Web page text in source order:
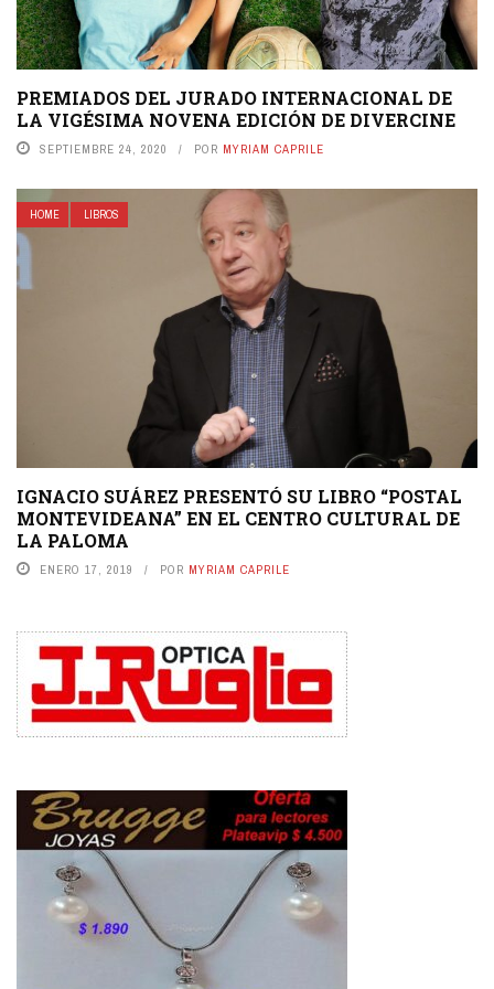
PREMIADOS DEL JURADO INTERNACIONAL DE
LA VIGÉSIMA NOVENA EDICIÓN DE DIVERCINE
SEPTIEMBRE 24, 2020 POR MYRIAM CAPRILE
HOME LIBROS
IGNACIO SUÁREZ PRESENTÓ SU LIBRO “POSTAL
MONTEVIDEANA” EN EL CENTRO CULTURAL DE
LA PALOMA
ENERO 17, 2019 POR MYRIAM CAPRILE